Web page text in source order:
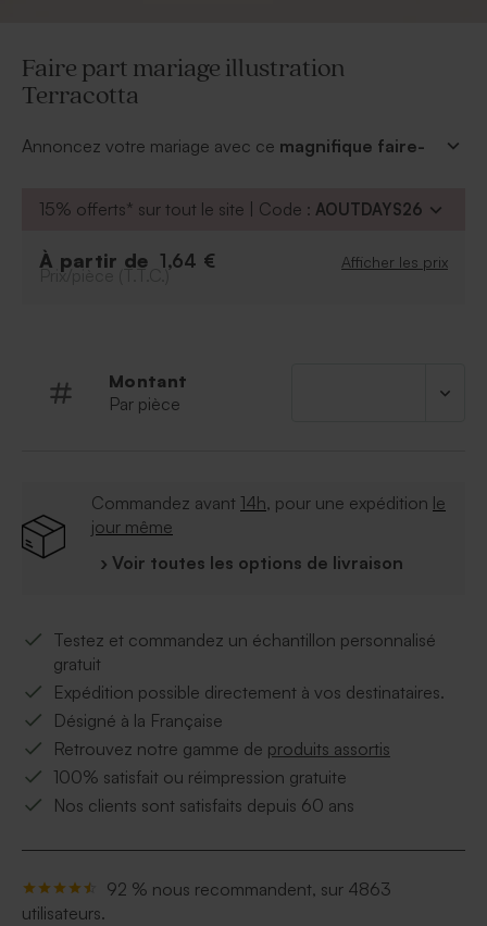
Faire part mariage illustration
Terracotta
Annoncez votre mariage avec ce magnifique faire-
informations importantes concernant votre évenement
Aux mélanges des couleurs de Tarracotta & de Cider,
15% offerts* sur tout le site | Code : AOUTDAYS26
À partir de 1,64 € Afficher les prix
Prix/pièce (T.T.C.)
Montant
Par pièce
Commandez avant 14h, pour une expédition le
jour même
› Voir toutes les options de livraison
Testez et commandez un échantillon personnalisé
gratuit
Expédition possible directement à vos destinataires.
Désigné à la Française
Retrouvez notre gamme de produits assortis
100% satisfait ou réimpression gratuite
Nos clients sont satisfaits depuis 60 ans
92 % nous recommandent, sur 4863
utilisateurs.